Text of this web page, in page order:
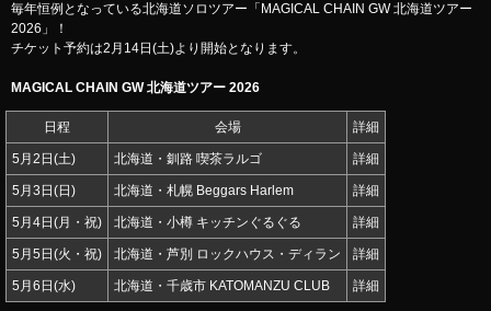
毎年恒例となっている北海道ソロツアー「MAGICAL CHAIN GW 北海道ツアー
2026」！
チケット予約は2月14日(土)より開始となります。
MAGICAL CHAIN GW 北海道ツアー 2026
日程 会場 詳細
5月2日(土) 北海道・釧路 喫茶ラルゴ 詳細
5月3日(日) 北海道・札幌 Beggars Harlem 詳細
5月4日(月・祝) 北海道・小樽 キッチンぐるぐる 詳細
5月5日(火・祝) 北海道・芦別 ロックハウス・ディラン 詳細
5月6日(水) 北海道・千歳市 KATOMANZU CLUB 詳細